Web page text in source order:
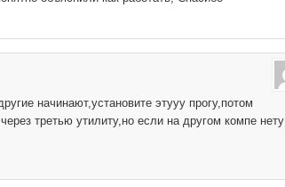
начинают,установите этууу прогу,потом
третью утилиту,но если на другом компе нету